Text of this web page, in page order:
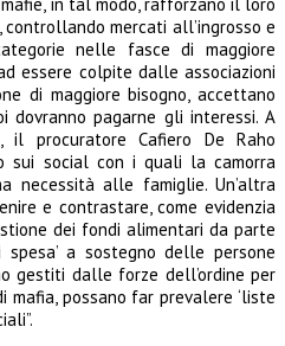
mercati all’ingrosso e
nelle fasce di maggiore
essere colpite dalle associazioni
di maggiore bisogno, accettano
dovranno pagarne gli interessi. A
il procuratore Cafiero De Raho
sui social con i quali la camorra
necessità alle famiglie. Un’altra
e contrastare, come evidenzia
dei fondi alimentari da parte
spesa’ a sostegno delle persone
gestiti dalle forze dell’ordine per
mafia, possano far prevalere ‘liste